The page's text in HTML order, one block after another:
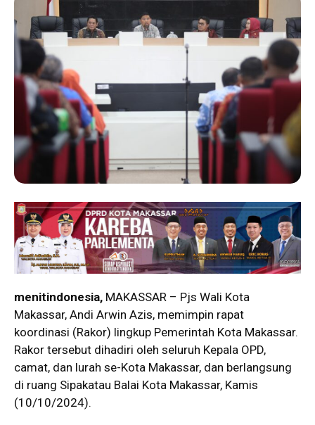
menitindonesia, MAKASSAR – Pjs Wali Kota
Makassar, Andi Arwin Azis, memimpin rapat
koordinasi (Rakor) lingkup Pemerintah Kota Makassar.
Rakor tersebut dihadiri oleh seluruh Kepala OPD,
camat, dan lurah se-Kota Makassar, dan berlangsung
di ruang Sipakatau Balai Kota Makassar, Kamis
(10/10/2024).